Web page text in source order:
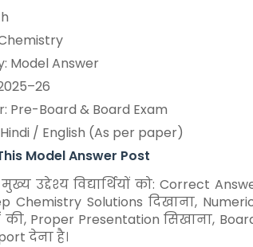
Model Answer
Pre-Board & Board Exam
/ English (As per paper)
Model Answer Post
उद्देश्य विद्यार्थियों को: Correct
Chemistry Solutions दिखाना,
की, Proper Presentation सिखाना,
देना है।